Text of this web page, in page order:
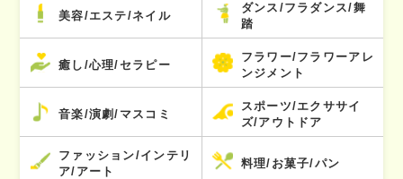
美容/エステ/ネイル
ダンス/フラダンス/舞
踏
癒し/心理/セラピー
フラワー/フラワーアレ
ンジメント
音楽/演劇/マスコミ
スポーツ/エクササイ
ズ/アウトドア
ファッション/インテリ
ア/アート
料理/お菓子/パン